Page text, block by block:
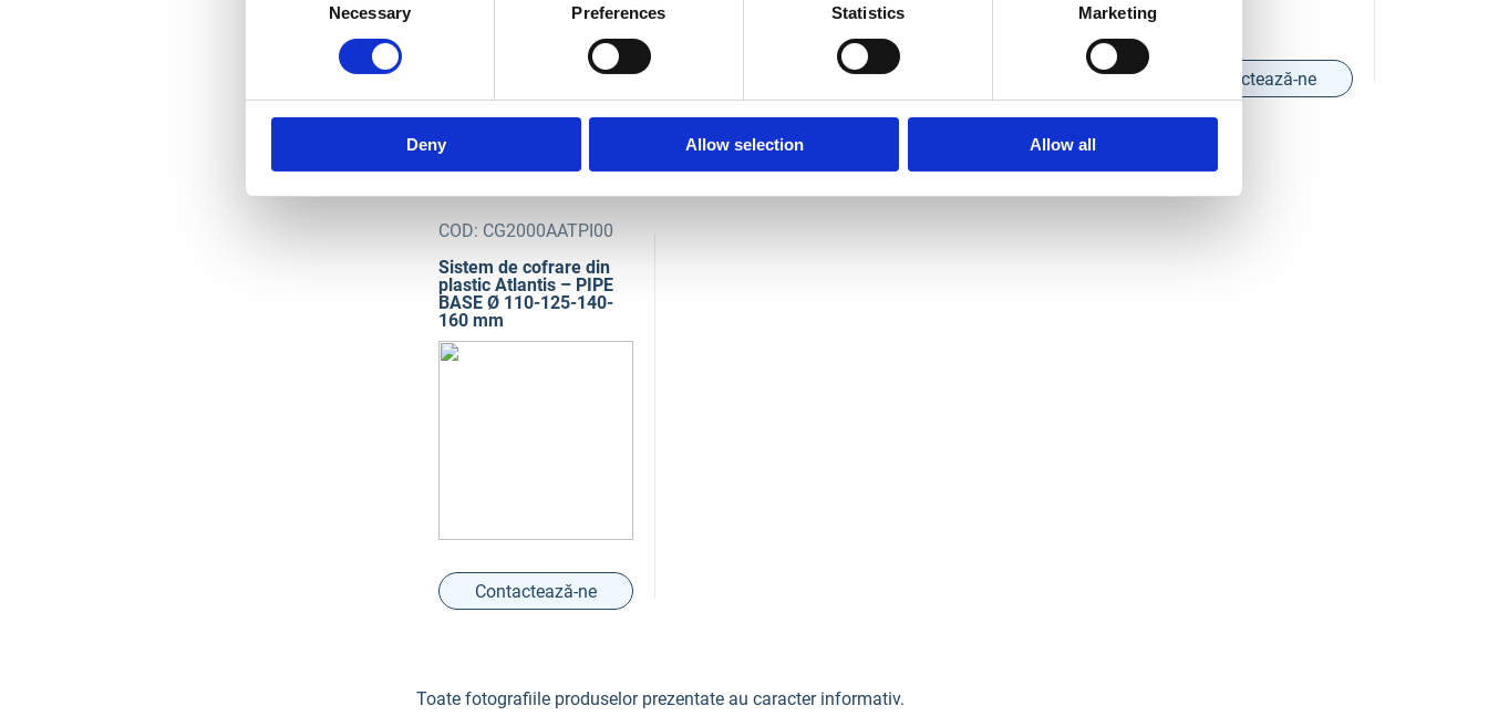
Necessary Preferences Statistics Marketing
Deny Allow selection Allow all
Contactează-ne Contactează-ne
COD: CG2000AATPI00
Sistem de cofrare din
plastic Atlantis – PIPE
BASE Ø 110-125-140-
160 mm
Contactează-ne
Toate fotografiile produselor prezentate au caracter informativ.